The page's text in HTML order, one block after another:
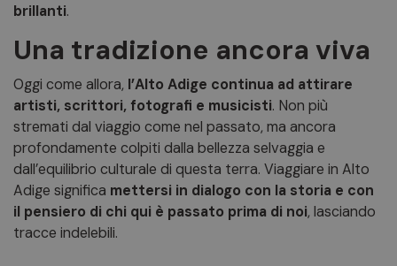
brillanti.
Una tradizione ancora viva
Oggi come allora, l’Alto Adige continua ad attirare
artisti, scrittori, fotografi e musicisti. Non più
stremati dal viaggio come nel passato, ma ancora
profondamente colpiti dalla bellezza selvaggia e
dall’equilibrio culturale di questa terra. Viaggiare in Alto
Adige significa mettersi in dialogo con la storia e con
il pensiero di chi qui è passato prima di noi, lasciando
tracce indelebili.